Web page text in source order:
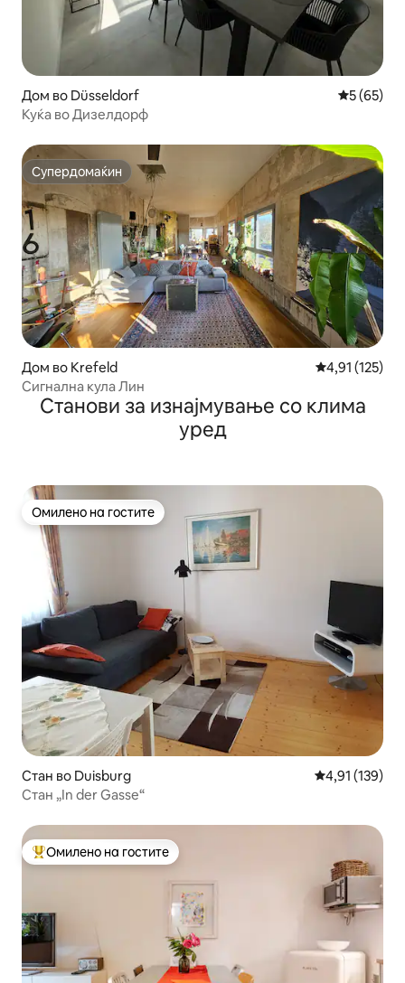
Дом во Düsseldorf Просечна
5 (65)
Куќа во Дизелдорф
Супердомаќин
Супердомаќин
Дом во Krefeld Просечна
4,91 (125)
Сигнална кула Лин
Станови за изнајмување со клима
уред
Омилено на гостите
Омилено на гостите
Стан во Duisburg Просечна
4,91 (139)
Стан „In der Gasse“
Меѓу најуспешните „Омилени на гостите“
Омилено на гостите